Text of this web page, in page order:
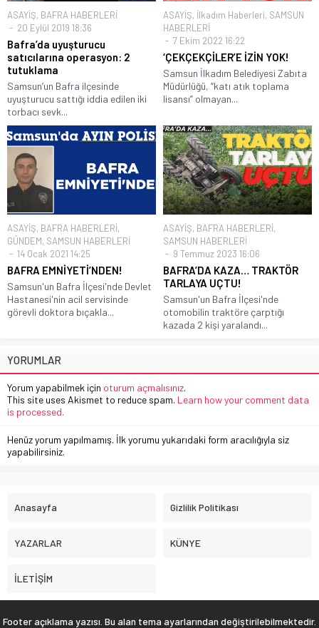
ASAYİŞ, BAFRA HABERLERİ
20 Eylül 2019 18:36
Bafra’da uyuşturucu
satıcılarına operasyon: 2
tutuklama
Samsun’un Bafra ilçesinde
uyuşturucu sattığı iddia edilen iki
torbacı sevk...
ASAYİŞ, İlkadım Haberleri, SAMSUN
HABERLERİ
7 Ekim 2022 16:22
‘ÇEKÇEKÇİLER’E İZİN YOK!
Samsun İlkadım Belediyesi Zabıta
Müdürlüğü, “katı atık toplama
lisansı” olmayan...
ASAYİŞ, BAFRA HABERLERİ,
GÜNDEM, SAMSUN HABERLERİ
14 Ocak 2021 14:25
BAFRA EMNİYETİ’NDEN!
Samsun'un Bafra İlçesi'nde Devlet
Hastanesi'nin acil servisinde
görevli doktora bıçakla...
ASAYİŞ, BAFRA HABERLERİ,
SAMSUN HABERLERİ
9 Temmuz 2023 16:06
BAFRA’DA KAZA… TRAKTÖR
TARLAYA UÇTU!
Samsun'un Bafra İlçesi'nde
otomobilin traktöre çarptığı
kazada 2 kişi yaralandı...
YORUMLAR
Yorum yapabilmek için oturum açmalısınız.
This site uses Akismet to reduce spam. Learn how your comment data
is processed.
Henüz yorum yapılmamış. İlk yorumu yukarıdaki form aracılığıyla siz
yapabilirsiniz.
Anasayfa Gizlilik Politikası
YAZARLAR KÜNYE
İLETİŞİM
Footer açıklama yazısı. Bu alan tema ayarlarından değiştirilebilmektedir.